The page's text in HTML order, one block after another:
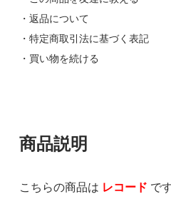
・返品について
・特定商取引法に基づく表記
・買い物を続ける
商品説明
こちらの商品は レコード で